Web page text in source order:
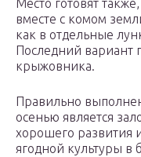
Место готовят
вместе с комом
как в отдельные
Последний вариант
крыжовника.
Правильно
осенью является
хорошего развития
ягодной культуры в